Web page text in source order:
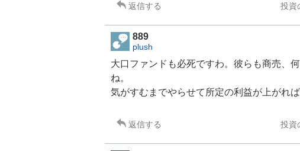
返信する 投資
889
plush
大口ファンド も必死ですわ。彼らも商売、
ね。
気がすむまでやらせて所定の利益が上がれ
返信する 投資